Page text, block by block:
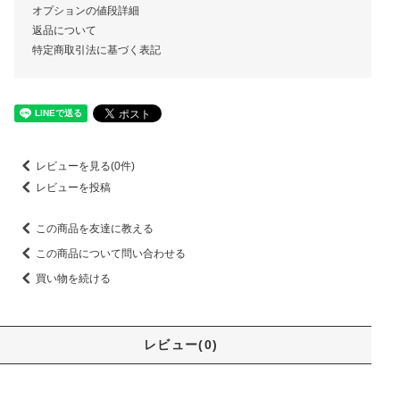
オプションの値段詳細
返品について
特定商取引法に基づく表記
レビューを見る(0件)
レビューを投稿
この商品を友達に教える
この商品について問い合わせる
買い物を続ける
レビュー(0)